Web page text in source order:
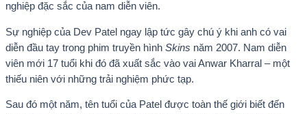
nghiệp đặc sắc của nam diễn viên.
Sự nghiệp của Dev Patel ngay lập tức gây chú ý khi anh có vai
diễn đầu tay trong phim truyền hình Skins năm 2007. Nam diễn
viên mới 17 tuổi khi đó đã xuất sắc vào vai Anwar Kharral – một
thiếu niên với những trải nghiệm phức tạp.
Sau đó một năm, tên tuổi của Patel được toàn thế giới biết đến